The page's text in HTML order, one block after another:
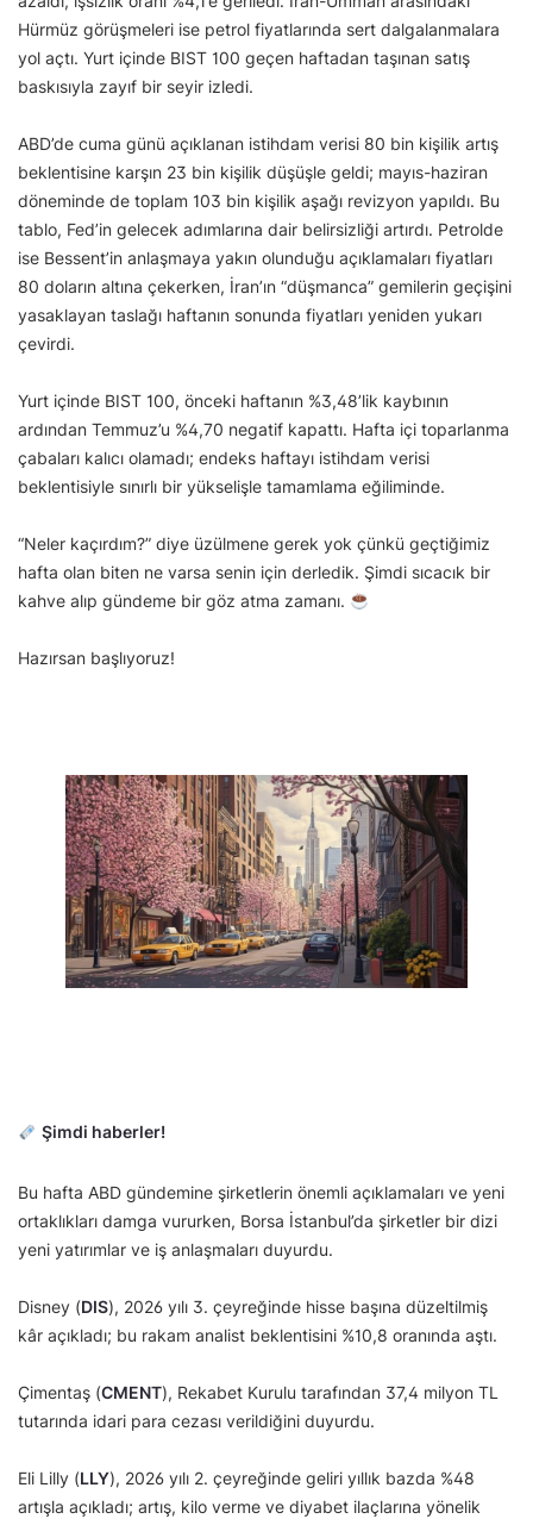
Hürmüz görüşmeleri ise petrol fiyatlarında sert dalgalanmalara
yol açtı. Yurt içinde BIST 100 geçen haftadan taşınan satış
baskısıyla zayıf bir seyir izledi.
ABD’de cuma günü açıklanan istihdam verisi 80 bin kişilik artış
beklentisine karşın 23 bin kişilik düşüşle geldi; mayıs-haziran
döneminde de toplam 103 bin kişilik aşağı revizyon yapıldı. Bu
tablo, Fed’in gelecek adımlarına dair belirsizliği artırdı. Petrolde
ise Bessent’in anlaşmaya yakın olunduğu açıklamaları fiyatları
80 doların altına çekerken, İran’ın “düşmanca” gemilerin geçişini
yasaklayan taslağı haftanın sonunda fiyatları yeniden yukarı
çevirdi.
Yurt içinde BIST 100, önceki haftanın %3,48’lik kaybının
ardından Temmuz’u %4,70 negatif kapattı. Hafta içi toparlanma
çabaları kalıcı olamadı; endeks haftayı istihdam verisi
beklentisiyle sınırlı bir yükselişle tamamlama eğiliminde.
“Neler kaçırdım?” diye üzülmene gerek yok çünkü geçtiğimiz
hafta olan biten ne varsa senin için derledik. Şimdi sıcacık bir
kahve alıp gündeme bir göz atma zamanı.
Hazırsan başlıyoruz!
Şimdi haberler!
Bu hafta ABD gündemine şirketlerin önemli açıklamaları ve yeni
ortaklıkları damga vururken, Borsa İstanbul’da şirketler bir dizi
yeni yatırımlar ve iş anlaşmaları duyurdu.
Disney (DIS), 2026 yılı 3. çeyreğinde hisse başına düzeltilmiş
kâr açıkladı; bu rakam analist beklentisini %10,8 oranında aştı.
Çimentaş (CMENT), Rekabet Kurulu tarafından 37,4 milyon TL
tutarında idari para cezası verildiğini duyurdu.
Eli Lilly (LLY), 2026 yılı 2. çeyreğinde geliri yıllık bazda %48
artışla açıkladı; artış, kilo verme ve diyabet ilaçlarına yönelik